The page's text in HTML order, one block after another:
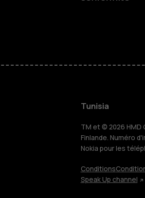
Pour
Tunisia
TM et © 2026 HMD
Finlande. Numéro
Nokia pour les
Conditions
Speak Up channel